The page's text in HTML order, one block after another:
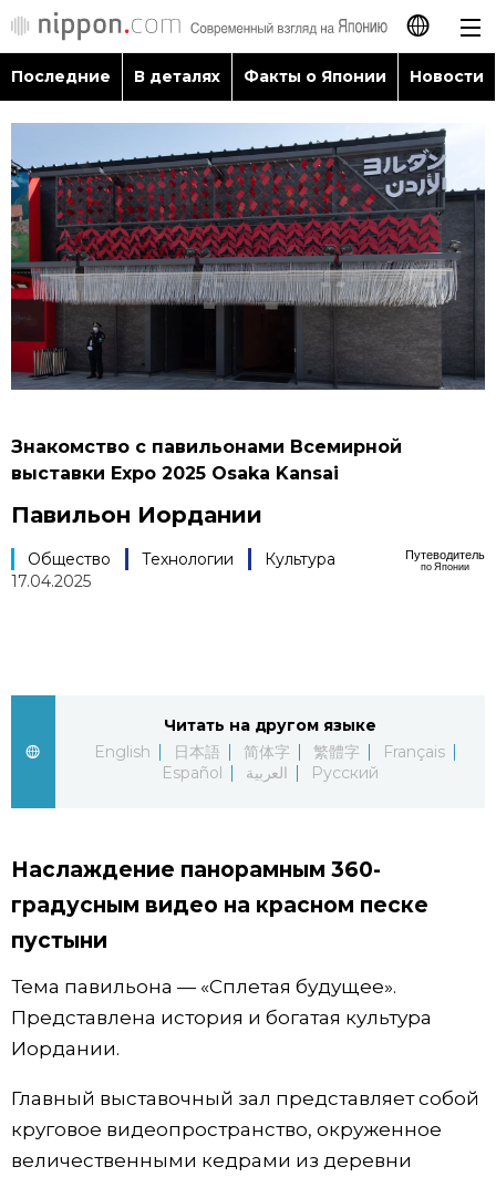
日本語
English
简体字
繁體字
Français
Español
Последние
В деталях
Факты о Японии
Путеводитель по Японии
Фото/Видео
Разделы
Общество
Жизнь
Технологии
Токио
Японский язык
Японский калейдоскоп
Еда и напитки
official SNS
Последние В деталях Факты о Японии Новости
Знакомство с павильонами Всемирной
выставки Expo 2025 Osaka Kansai
Павильон Иордании
Путеводитель
по Японии
Общество Технологии
Культура
17.04.2025
Читать на другом языке
English
日本語 简体字 繁體字
Français
Español
العربية Русский
Наслаждение панорамным 360-
градусным видео на красном песке
пустыни
Тема павильона — «Сплетая будущее».
Представлена история и богатая культура
Иордании.
Главный выставочный зал представляет собой
круговое видеопространство, окруженное
величественными кедрами из деревни